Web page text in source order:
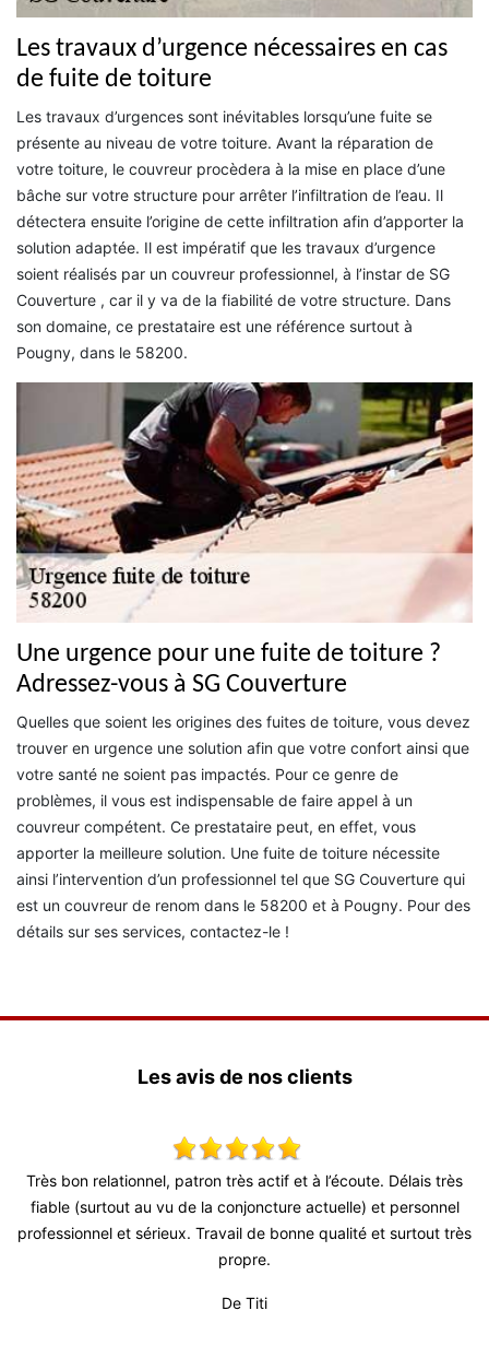
Les travaux d’urgence nécessaires en cas
de fuite de toiture
Les travaux d’urgences sont inévitables lorsqu’une fuite se
présente au niveau de votre toiture. Avant la réparation de
votre toiture, le couvreur procèdera à la mise en place d’une
bâche sur votre structure pour arrêter l’infiltration de l’eau. Il
détectera ensuite l’origine de cette infiltration afin d’apporter la
solution adaptée. Il est impératif que les travaux d’urgence
soient réalisés par un couvreur professionnel, à l’instar de SG
Couverture , car il y va de la fiabilité de votre structure. Dans
son domaine, ce prestataire est une référence surtout à
Pougny, dans le 58200.
Une urgence pour une fuite de toiture ?
Adressez-vous à SG Couverture
Quelles que soient les origines des fuites de toiture, vous devez
trouver en urgence une solution afin que votre confort ainsi que
votre santé ne soient pas impactés. Pour ce genre de
problèmes, il vous est indispensable de faire appel à un
couvreur compétent. Ce prestataire peut, en effet, vous
apporter la meilleure solution. Une fuite de toiture nécessite
ainsi l’intervention d’un professionnel tel que SG Couverture qui
est un couvreur de renom dans le 58200 et à Pougny. Pour des
détails sur ses services, contactez-le !
Les avis de nos clients
Très bon relationnel, patron très actif et à l’écoute. Délais très
fiable (surtout au vu de la conjoncture actuelle) et personnel
professionnel et sérieux. Travail de bonne qualité et surtout très
propre.
De Titi